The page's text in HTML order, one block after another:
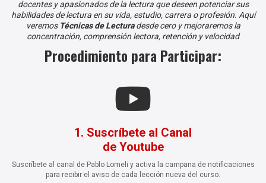
docentes y apasionados de la lectura que deseen potenciar sus
habilidades de lectura en su vida, estudio, carrera o profesión. Aquí
veremos Técnicas de Lecturadesde cero y mejoraremos la
concentración, comprensión lectora, retención y velocidad
Procedimiento para Participar:
1. Suscríbete al Canal
de Youtube
Suscríbete al canal de Pablo Lomeli y activa la campana de notificaciones
para recibir el aviso de cada lección nueva del curso.